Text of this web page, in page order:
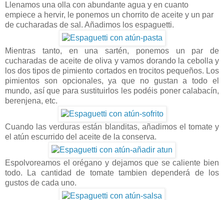
Llenamos una olla con abundante agua y en cuanto
empiece a hervir, le ponemos un chorrito de aceite y un par
de cucharadas de sal. Añadimos los espaguetti.
Mientras tanto, en una sartén, ponemos un par de
cucharadas de aceite de oliva y vamos dorando la cebolla y
los dos tipos de pimiento cortados en trocitos pequeños. Los
pimientos son opcionales, ya que no gustan a todo el
mundo, así que para sustituirlos les podéis poner calabacín,
berenjena, etc.
Cuando las verduras están blanditas, añadimos el tomate y
el atún escurrido del aceite de la conserva.
Espolvoreamos el orégano y dejamos que se caliente bien
todo. La cantidad de tomate tambien dependerá de los
gustos de cada uno.